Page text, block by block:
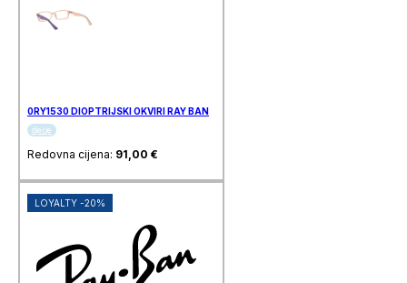
0RY1530 DIOPTRIJSKI OKVIRI RAY BAN
dječje
Redovna cijena: 91,00 €
LOYALTY -20%